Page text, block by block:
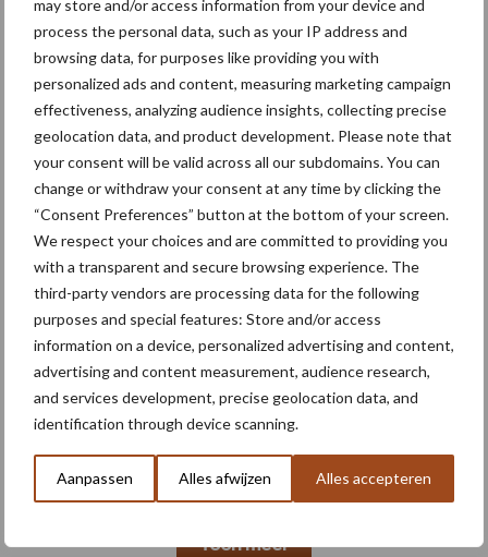
may store and/or access information from your device and
process the personal data, such as your IP address and
browsing data, for purposes like providing you with
personalized ads and content, measuring marketing campaign
effectiveness, analyzing audience insights, collecting precise
geolocation data, and product development. Please note that
your consent will be valid across all our subdomains. You can
change or withdraw your consent at any time by clicking the
“Consent Preferences” button at the bottom of your screen.
We respect your choices and are committed to providing you
with a transparent and secure browsing experience. The
third-party vendors are processing data for the following
purposes and special features: Store and/or access
information on a device, personalized advertising and content,
advertising and content measurement, audience research,
and services development, precise geolocation data, and
identification through device scanning.
Aanpassen Alles afwijzen Alles accepteren
Beanovation geeft
Nederlandse veldbonen en
edamame een plek op het
bord
Themapagina's
Machines Duurzaamheid
Aardappelen poten Uien zaaien
Toon meer